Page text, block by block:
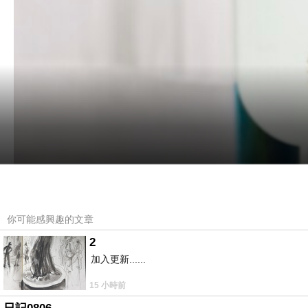
你可能感興趣的文章
2
加入更新......
15 小時前